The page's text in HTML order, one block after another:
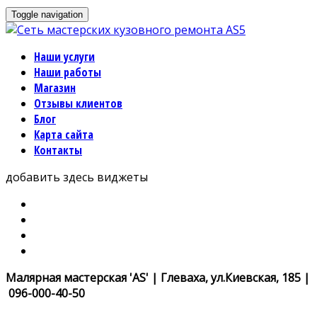
Toggle navigation
Наши услуги
Наши работы
Магазин
Отзывы клиентов
Блог
Карта сайта
Контакты
добавить здесь виджеты
Малярная мастерская 'AS' | Глеваха, ул.Киевская, 185 |
096-000-40-50